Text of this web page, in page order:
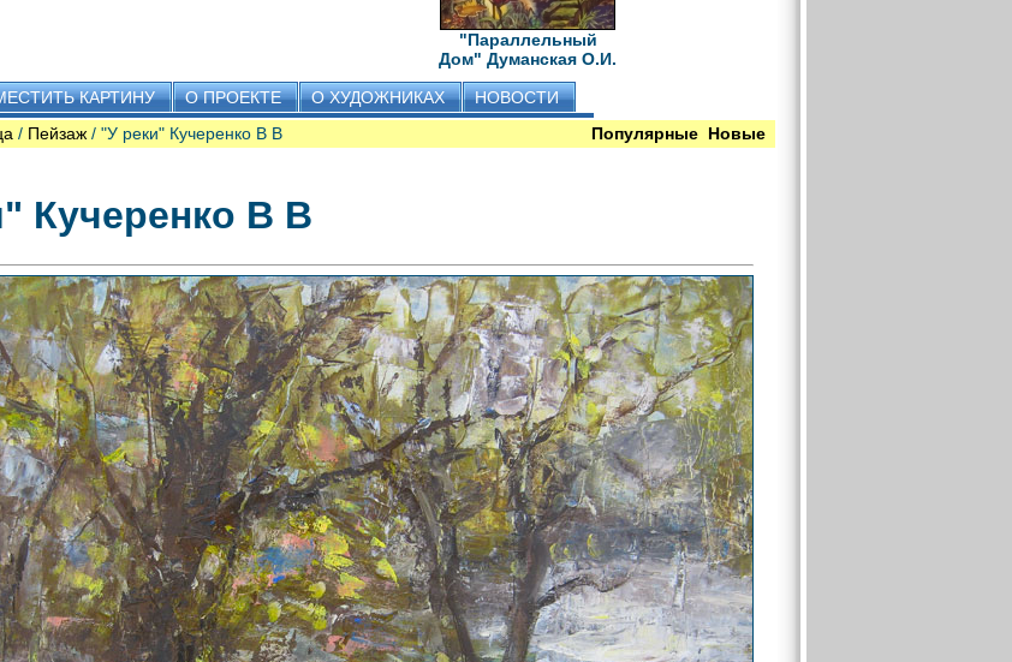
"Параллельный
Дом" Думанская О.И.
КАРТИНУ О ПРОЕКТЕ О ХУДОЖНИКАХ
НОВОСТИ
/ Пейзаж / "У реки" Кучеренко В В Популярные Новые
Кучеренко В В